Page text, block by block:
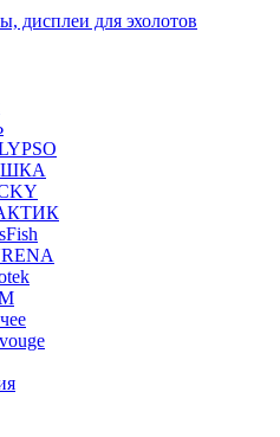
дисплеи для эхолотов